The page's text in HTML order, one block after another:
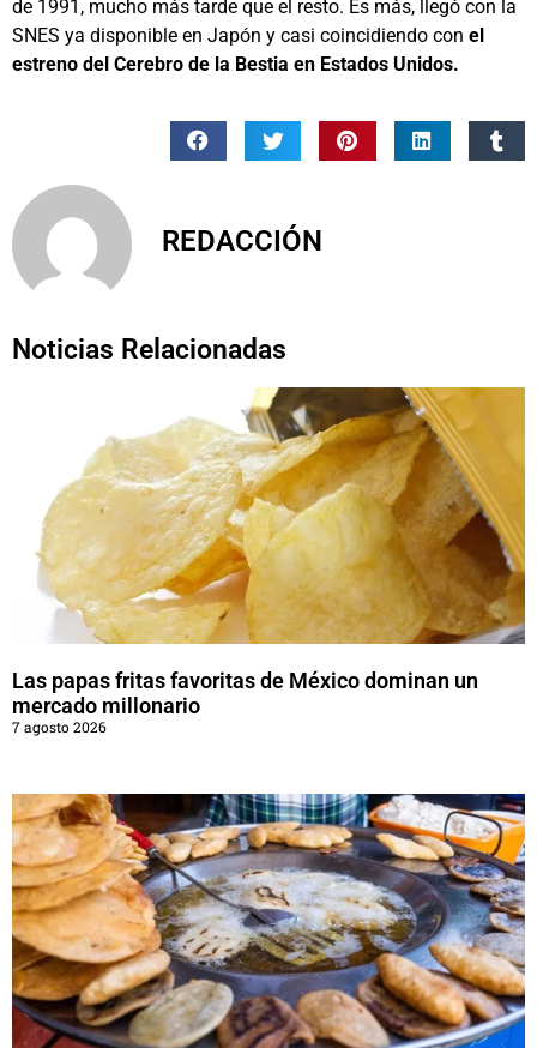
de 1991, mucho más tarde que el resto. Es más, llegó con la
SNES ya disponible en Japón y casi coincidiendo con el
estreno del Cerebro de la Bestia en Estados Unidos.
REDACCIÓN
Noticias Relacionadas
Las papas fritas favoritas de México dominan un
mercado millonario
7 agosto 2026